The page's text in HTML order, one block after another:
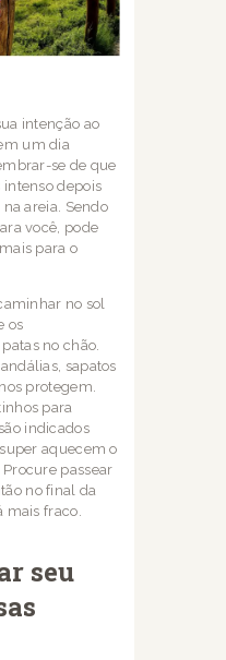
intenção ao
um dia
se de que
depois
naareia. Sendo
você, pode
para o
no sol
os
no chão.
sapatos
protegem.
para
indicados
aquecem o
passear
no final da
mais fraco.
seu